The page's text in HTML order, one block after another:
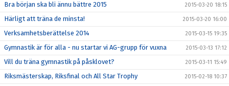
Bra början ska bli ännu bättre 2015 2015-03-20 18:15
Härligt att träna de minsta! 2015-03-20 16:00
Verksamhetsberättelse 2014 2015-03-15 19:35
Gymnastik är för alla - nu startar vi AG-grupp för vuxna 2015-03-13 17:12
Vill du träna gymnastik på påsklovet? 2015-03-11 15:49
Riksmästerskap, Riksfinal och All Star Trophy 2015-02-18 10:37